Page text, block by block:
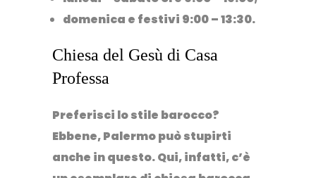
domenica e festivi 9:00 – 13:30.
Chiesa del Gesù di Casa
Professa
Preferisci lo stile barocco?
Ebbene, Palermo può stupirti
anche in questo. Qui, infatti, c’è